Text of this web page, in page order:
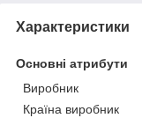
Характеристики
Основні атрибути
Виробник
Країна виробник